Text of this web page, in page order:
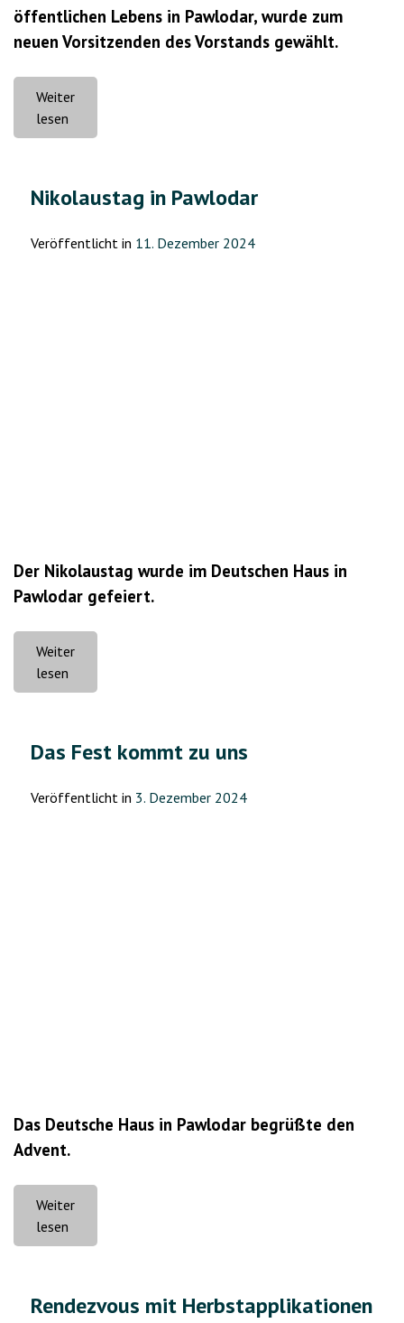
öffentlichen Lebens in Pawlodar, wurde zum
neuen Vorsitzenden des Vorstands gewählt.
Weiter
lesen
Führungskraft
von
Nikolaustag in Pawlodar
Veröffentlicht in 11. Dezember 2024
Der Nikolaustag wurde im Deutschen Haus in
Pawlodar gefeiert.
Weiter
lesen
in
Das Fest kommt zu uns
Veröffentlicht in 3. Dezember 2024
Das Deutsche Haus in Pawlodar begrüßte den
Advent.
Weiter
lesen
Fest
uns“
Rendezvous mit Herbstapplikationen